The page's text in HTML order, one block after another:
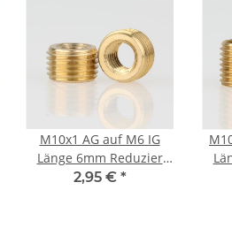
M10x1 AG auf M6 IG
Länge 6mm Reduzier
Gewinde-Adapter
2,95 € *